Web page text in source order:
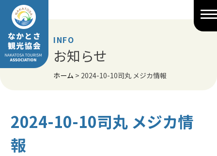
Skip
content
INFO
お知らせ
ホーム > 2024-10-10司丸 メジカ情報
2024-10-10司丸 メジカ情
報